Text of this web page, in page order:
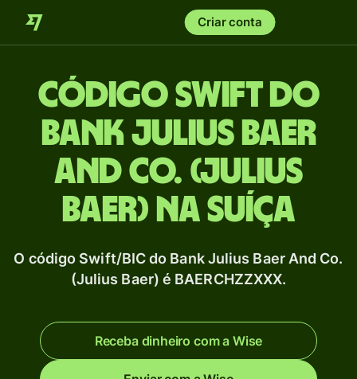
Criar conta
Código Swift do
Bank Julius Baer
And Co. (Julius
Baer) na Suíça
O código Swift/BIC do Bank Julius Baer And Co.
(Julius Baer) é BAERCHZZXXX.
Receba dinheiro com a Wise